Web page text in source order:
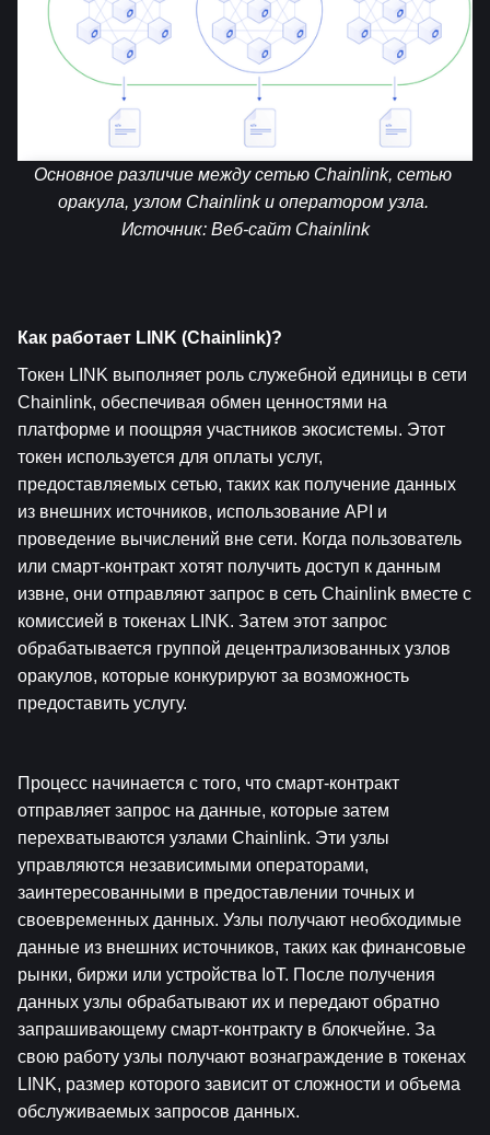
Основное различие между сетью Chainlink, сетью
оракула, узлом Chainlink и оператором узла.
Источник: Веб-сайт Chainlink
Как работает LINK (Chainlink)?
Токен LINK выполняет роль служебной единицы в сети
Chainlink, обеспечивая обмен ценностями на
платформе и поощряя участников экосистемы. Этот
токен используется для оплаты услуг,
предоставляемых сетью, таких как получение данных
из внешних источников, использование API и
проведение вычислений вне сети. Когда пользователь
или смарт-контракт хотят получить доступ к данным
извне, они отправляют запрос в сеть Chainlink вместе с
комиссией в токенах LINK. Затем этот запрос
обрабатывается группой децентрализованных узлов
оракулов, которые конкурируют за возможность
предоставить услугу.
Процесс начинается с того, что смарт-контракт
отправляет запрос на данные, которые затем
перехватываются узлами Chainlink. Эти узлы
управляются независимыми операторами,
заинтересованными в предоставлении точных и
своевременных данных. Узлы получают необходимые
данные из внешних источников, таких как финансовые
рынки, биржи или устройства IoT. После получения
данных узлы обрабатывают их и передают обратно
запрашивающему смарт-контракту в блокчейне. За
свою работу узлы получают вознаграждение в токенах
LINK, размер которого зависит от сложности и объема
обслуживаемых запросов данных.